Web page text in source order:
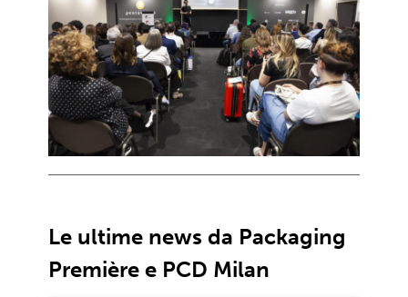
Le ultime news da Packaging
Première e PCD Milan